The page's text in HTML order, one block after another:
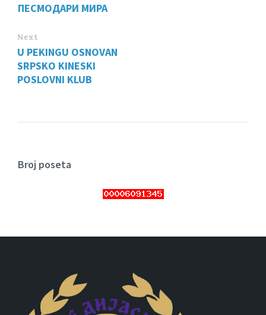
ПЕСМОДАРИ МИРА
Next
U PEKINGU OSNOVAN
SRPSKO KINESKI
POSLOVNI KLUB
Broj poseta